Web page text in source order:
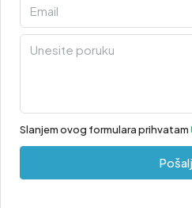
Slanjem ovog formulara prihvatam